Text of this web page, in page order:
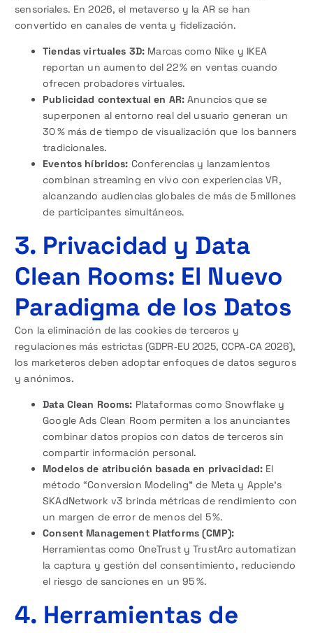
sensoriales. En 2026, el metaverso y la AR se han
convertido en canales de venta y fidelización.
Tiendas virtuales 3D: Marcas como Nike y IKEA
reportan un aumento del 22 % en ventas cuando
ofrecen probadores virtuales.
Publicidad contextual en AR: Anuncios que se
superponen al entorno real del usuario generan un
30 % más de tiempo de visualización que los banners
tradicionales.
Eventos híbridos: Conferencias y lanzamientos
combinan streaming en vivo con experiencias VR,
alcanzando audiencias globales de más de 5 millones
de participantes simultáneos.
3. Privacidad y Data
Clean Rooms: El Nuevo
Paradigma de los Datos
Con la eliminación de las cookies de terceros y
regulaciones más estrictas (GDPR‑EU 2025, CCPA‑CA 2026),
los marketeros deben adoptar enfoques de datos seguros
y anónimos.
Data Clean Rooms: Plataformas como Snowflake y
Google Ads Clean Room permiten a los anunciantes
combinar datos propios con datos de terceros sin
compartir información personal.
Modelos de atribución basada en privacidad: El
método “Conversion Modeling” de Meta y Apple’s
SKAdNetwork v3 brinda métricas de rendimiento con
un margen de error de menos del 5 %.
Consent Management Platforms (CMP):
Herramientas como OneTrust y TrustArc automatizan
la captura y gestión del consentimiento, reduciendo
el riesgo de sanciones en un 95 %.
4. Herramientas de